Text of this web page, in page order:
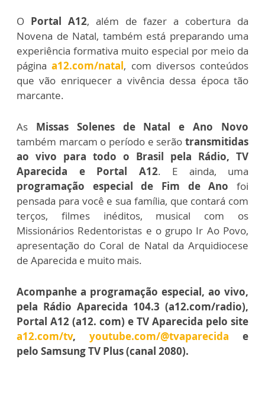
O Portal A12, além de fazer a cobertura da
Novena de Natal, também está preparando uma
experiência formativa muito especial por meio da
páginaa12.com/natal, com diversos conteúdos
que vão enriquecer a vivência dessa época tão
marcante.
As Missas Solenes de Natal e Ano Novo
também marcam o período e serão transmitidas
ao vivo para todo o Brasil pela Rádio, TV
Aparecida e Portal A12. E ainda, uma
programação especial de Fim de Ano foi
pensada para você e sua família, que contará com
terços, filmes inéditos, musical com os
Missionários Redentoristas e o grupo Ir Ao Povo,
apresentação do Coral de Natal da Arquidiocese
de Aparecida e muito mais.
Acompanhe a programação especial, ao vivo,
pela Rádio Aparecida 104.3 (a12.com/radio),
Portal A12 (a12. com) e TV Aparecida pelo site
a12.com/tv, youtube.com/@tvaparecida e
pelo Samsung TV Plus (canal 2080).